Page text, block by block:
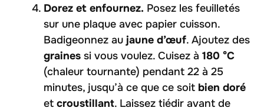
Dorez et enfournez. Posez les feuilletés
sur une plaque avec papier cuisson.
Badigeonnez au jaune d’œuf. Ajoutez des
graines si vous voulez. Cuisez à 180 °C
(chaleur tournante) pendant 22 à 25
minutes, jusqu’à ce que ce soit bien doré
et croustillant. Laissez tiédir avant de